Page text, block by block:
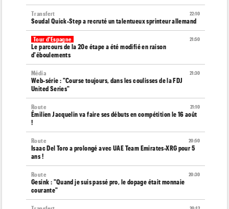
22:10
Transfert
Soudal Quick-Step a recruté un talentueux sprinteur allemand
21:50
Tour d'Espagne
Le parcours de la 20e étape a été modifié en raison
d'éboulements
21:30
Média
Web-série : "Course toujours, dans les coulisses de la FDJ
United Series"
21:10
Route
Émilien Jacquelin va faire ses débuts en compétition le 16 août
!
20:50
Route
Isaac Del Toro a prolongé avec UAE Team Emirates-XRG pour 5
ans !
20:30
Route
Gesink : "Quand je suis passé pro, le dopage était monnaie
courante"